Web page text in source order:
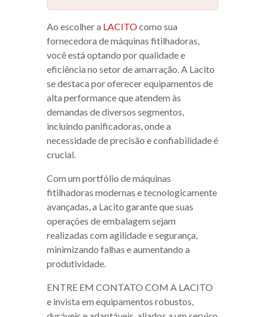
Ao escolher a LACITOcomo sua
fornecedora de máquinas fitilhadoras,
você está optando por qualidade e
eficiência no setor de amarração. A Lacito
se destaca por oferecer equipamentos de
alta performance que atendem às
demandas de diversos segmentos,
incluindo panificadoras, onde a
necessidade de precisão e confiabilidade é
crucial.
Com um portfólio de máquinas
fitilhadoras modernas e tecnologicamente
avançadas, a Lacito garante que suas
operações de embalagem sejam
realizadas com agilidade e segurança,
minimizando falhas e aumentando a
produtividade.
ENTRE EM CONTATO COM A LACITO
e invista em equipamentos robustos,